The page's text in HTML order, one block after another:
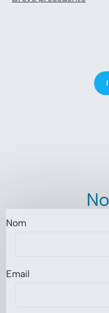
Nom
Email